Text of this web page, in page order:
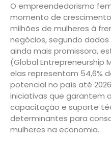
O empreendedorismo
momento de crescimento
milhões de mulheres à
negócios, segundo
ainda mais promissora,
(Global Entrepreneurship
elas representam 54,6%
potencial no país até
iniciativas que garantem
capacitação e suporte
determinantes para
mulheres na economia.